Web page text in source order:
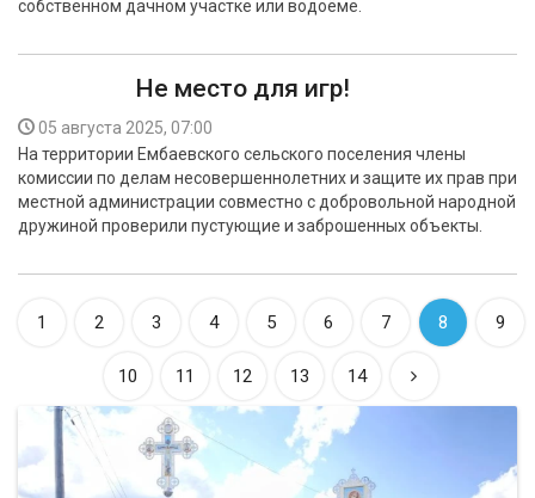
собственном дачном участке или водоёме.
Не место для игр!
05 августа 2025, 07:00
На территории Ембаевского сельского поселения члены
комиссии по делам несовершеннолетних и защите их прав при
местной администрации совместно с добровольной народной
дружиной проверили пустующие и заброшенных объекты.
1 2 3 4 5 6 7 8 9
10 11 12 13 14